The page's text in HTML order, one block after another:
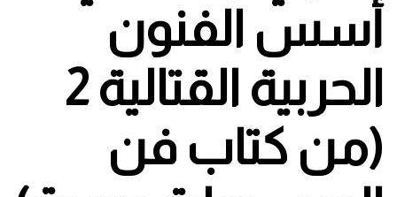
أسس الفنون
الحربية القتالية 2
(من كتاب فن